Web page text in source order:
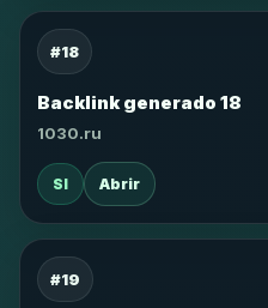
#18
Backlink generado 18
1030.ru
SI Abrir
#19